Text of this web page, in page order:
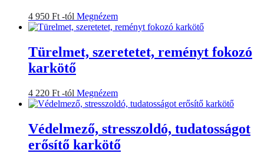
változatok
a
termékoldalon
ki
4 950 Ft -tól MegnézemEnnek
a
több
variációja
változatok
a
termékoldalon
választhatók
ki
Türelmet, szeretetet, reményt fokozó
karkötő
4 220 Ft -tól MegnézemEnnek
a
variációja
van.
Védelmező, stresszoldó, tudatosságot
erősítő karkötő